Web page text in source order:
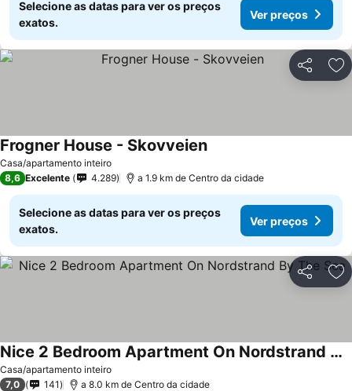
Selecione as datas para ver os preços
exatos.
Ver preços
Partilhar
Casa/apartamento inteiro
Frogner House - Skovveien
8,6 Excelente 4.289 a 1.9 km de Centro da cidade
Selecione as datas para ver os preços
exatos.
Ver preços
Partilhar
Casa/apartamento inteiro
Nice 2 Bedroom Apartment On Nordstrand By The Sea
7,0 141 a 8.0 km de Centro da cidade